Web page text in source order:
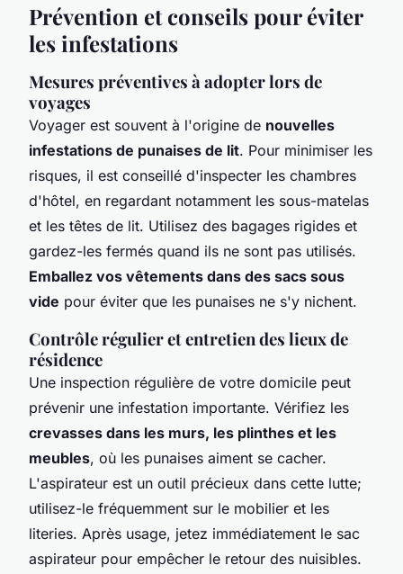
Prévention et conseils pour éviter
les infestations
Mesures préventives à adopter lors de
voyages
Voyager est souvent à l'origine de nouvelles
infestations de punaises de lit. Pour minimiser les
risques, il est conseillé d'inspecter les chambres
d'hôtel, en regardant notamment les sous-matelas
et les têtes de lit. Utilisez des bagages rigides et
gardez-les fermés quand ils ne sont pas utilisés.
Emballez vos vêtements dans des sacs sous
vide pour éviter que les punaises ne s'y nichent.
Contrôle régulier et entretien des lieux de
résidence
Une inspection régulière de votre domicile peut
prévenir une infestation importante. Vérifiez les
crevasses dans les murs, les plinthes et les
meubles, où les punaises aiment se cacher.
L'aspirateur est un outil précieux dans cette lutte;
utilisez-le fréquemment sur le mobilier et les
literies. Après usage, jetez immédiatement le sac
aspirateur pour empêcher le retour des nuisibles.